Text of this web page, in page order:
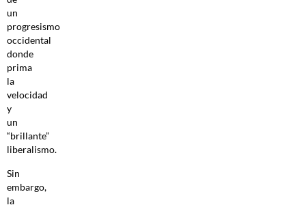
un
progresismo
occidental
donde
prima
la
velocidad
y
un
“brillante”
liberalismo.
Sin
embargo,
la